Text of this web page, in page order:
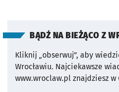
BĄDŹ NA BIEŻĄCO Z
Kliknij „obserwuj”, aby
Wrocławiu. Najciekawsze
www.wroclaw.pl znajdziesz w